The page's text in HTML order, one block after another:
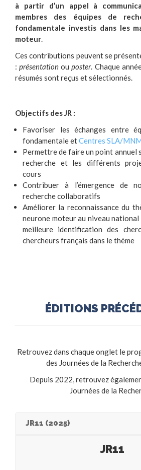
à partir d’un appel à
membres des équipes de
fondamentale investis dans les
moteur.
Ces contributions peuvent se
:présentationouposter. Chaque
résumés sont reçus et sélectionnés.
Objectifs des JR :
Favoriser les échanges entre
fondamentale etCentres SLA/
Permettre de faire un point annuel
recherche et les différents
cours
Contribuer à l’émergence de
recherche collaboratifs
Améliorer la reconnaissance du
neurone moteur au niveau
meilleure identification des
chercheurs français dans le thème
ÉDITIONS PRÉC
Retrouvez dans chaque onglet le
des Journées de la
Depuis 2022, retrouvez
Journées de la
JR11 (2025)
JR11